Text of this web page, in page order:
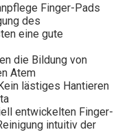
Finger-Pads
des
eine gute
die Bildung von
Atem
lästiges Hantieren
entwickelten Finger-
intuitiv der